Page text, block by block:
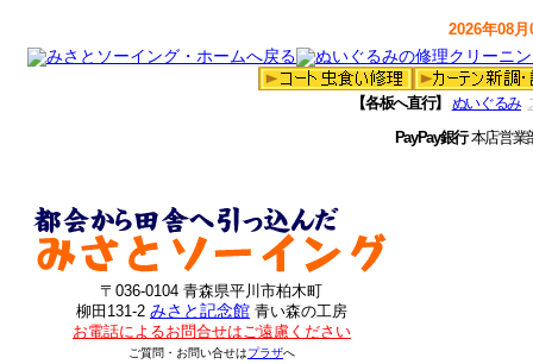
2026年08
【各板へ直行】 ぬいぐるみ
PayPay銀行本店営
〒036-0104 青森県平川市柏木町
柳田131-2 みさと記念館 青い森の工房
お電話によるお問合せはご遠慮ください
ご質問・お問い合せはプラザへ